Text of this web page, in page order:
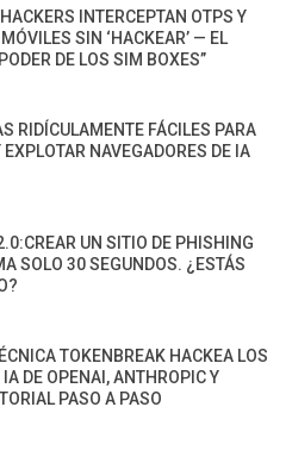
INTERCEPTAN OTPS Y
SIN ‘HACKEAR’ — EL
DE LOS SIM BOXES”
RIDÍCULAMENTE FÁCILES PARA
EXPLOTAR NAVEGADORES DE IA
UN SITIO DE PHISHING
SOLO 30 SEGUNDOS. ¿ESTÁS
TOKENBREAK HACKEA LOS
IA DE OPENAI, ANTHROPIC Y
PASO A PASO